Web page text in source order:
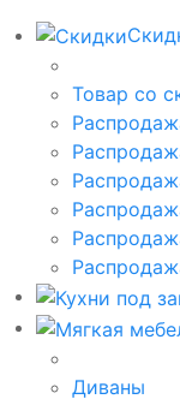
Товар со
Диваны